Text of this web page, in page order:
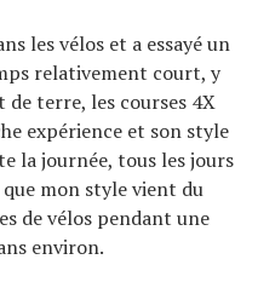
les vélos et a essayé un
relativement court, y
de terre, les courses 4X
expérience et son style
la journée, tous les jours
mon style vient du
de vélos pendant une
environ.